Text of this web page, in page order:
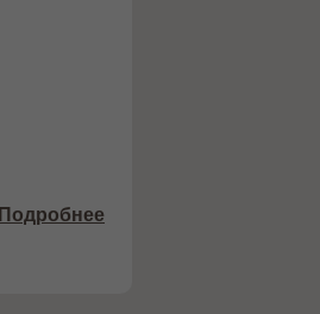
Подробнее